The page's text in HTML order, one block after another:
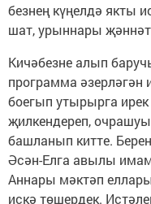
безнең күңелдә якты
шат, урыннары
Кичәбезне алып
программа әзерләгән
боегып утырырга
җилкендереп,
башланып китте.
Әсән-Елга авылы
Аннары мәктәп
искә төшердек.